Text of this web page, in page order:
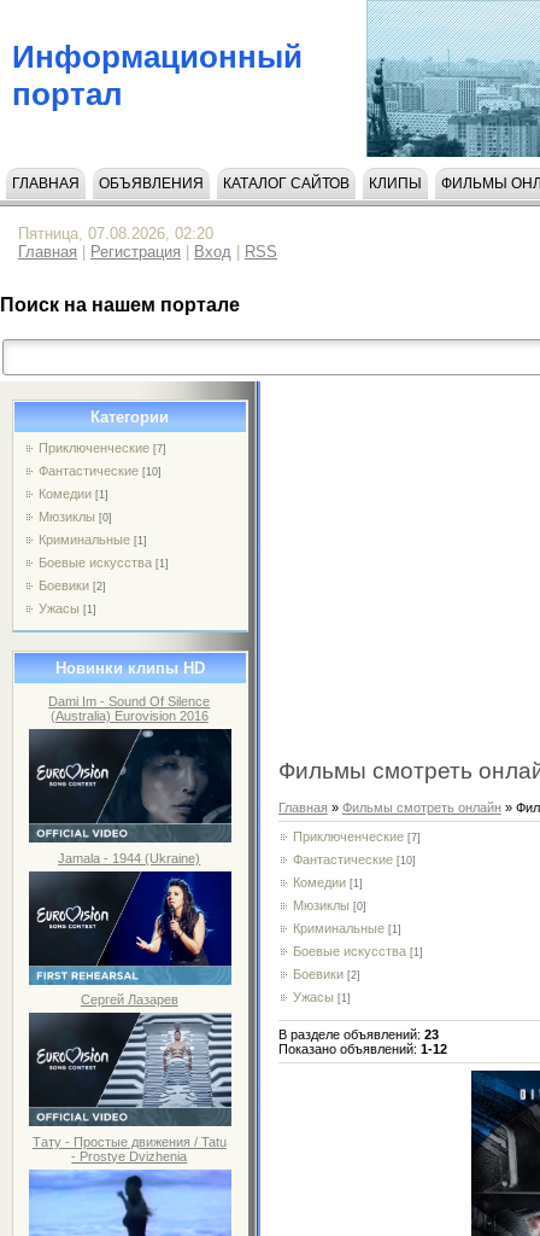
Информационный
портал
ГЛАВНАЯ ОБЪЯВЛЕНИЯ КАТАЛОГ САЙТОВ КЛИПЫ ФИЛЬМЫ
Пятница, 07.08.2026, 02:20
Главная
Регистрация Вход RSS
Поиск на нашем портале
Категории
Приключенческие [7]
Фантастические [10]
Комедии [1]
Мюзиклы [0]
Криминальные [1]
Боевые искусства [1]
Боевики [2]
Ужасы [1]
Новинки клипы HD
Dami Im - Sound Of Silence
(Australia) Eurovision 2016
Jamala - 1944 (Ukraine)
Сергей Лазарев
Тату - Простые движения / Tatu
- Prostye Dvizhenia
Фильмы смотреть
Главная » Фильмы смотреть онлайн»
Приключенческие [7]
Фантастические [10]
Комедии [1]
Мюзиклы [0]
Криминальные [1]
Боевые искусства [1]
Боевики [2]
Ужасы [1]
В разделе объявлений: 23
Показано объявлений: 1-12